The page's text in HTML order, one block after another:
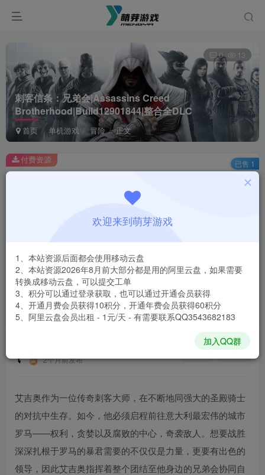
刺客信条：兄弟会|Assassins Creed
Brotherhood|Build12901844|整合全DLC
首页 单机游戏 冒险 正文
0 13
此内容为付费资源，请付费后查看
￥1
免费
登录购买
安装包大小
游戏本体大小
付费资源 已售 1
2个月前发布
艾吉奥作为一位传奇刺客大师，在不断地同强大的圣殿骑士
的对抗中生存。如今，他必须启程前往意大利最宏伟的城市
罗马——权利，贪婪以及腐败的中心，奇袭敌人。想要战胜
深深扎根于罗马的暴君需要的不仅仅是力量，更要有出色的
领导，因此艾吉奥指挥着整个团结至他身边的兄弟会协同自
欢迎来到萌芽游戏
1、本站资源后面都会使用移动云盘
2、本站资源2026年8月前大部分都是用的阿里云盘，如果需要
转换成移动云盘，可以提交工单
3、积分可以通过登录获取，也可以通过开通会员获得
4、开通月费会员获得10积分，开通年费会员获得60积分
5、阿里云盘会员出租 - 1元/天 - 有需要联系QQ3543682183
加入QQ群